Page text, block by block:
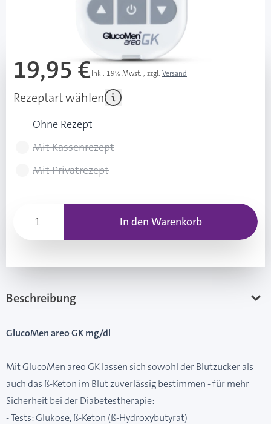
Mehr über das Produkt
19,95 €Inkl. 19% Mwst. , zzgl. Versand
Rezeptart wählen
Ohne Rezept
Mit Kassenrezept
Mit Privatrezept
In den Warenkorb
Beschreibung
GlucoMen areo GK mg/dl
Mit GlucoMen areo GK lassen sich sowohl der Blutzucker als
auch das ß-Keton im Blut zuverlässig bestimmen - für mehr
Sicherheit bei der Diabetestherapie:
- Tests: Glukose, ß-Keton (ß-Hydroxybutyrat)